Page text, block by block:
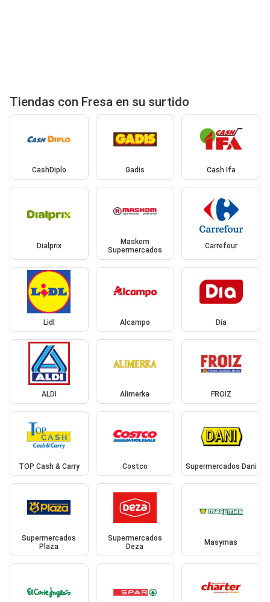
Tiendas con Fresa en su surtido
CashDiplo Gadis Cash Ifa
Dialprix
Maskom
Supermercados
Carrefour
Lidl Alcampo Dia
ALDI Alimerka FROIZ
TOP Cash & Carry Costco Supermercados Dani
Supermercados
Plaza
Supermercados
Deza
Masymas